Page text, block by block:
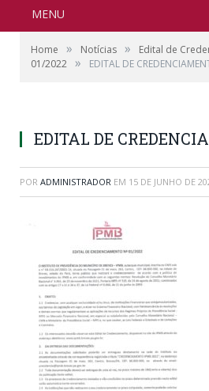
MENU
Home » Notícias »
Edital de
01/2022 » EDITAL DE
EDITAL DE
POR ADMINISTRADOR EM 15 DE JUNHO DE